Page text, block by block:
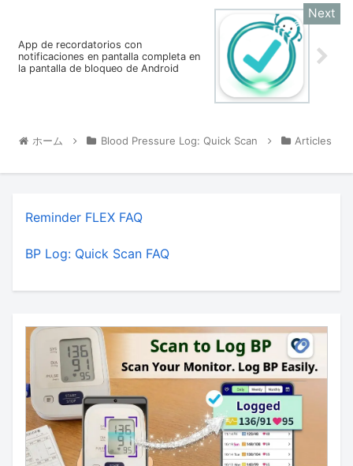
App de recordatorios con
notificaciones en pantalla completa en
la pantalla de bloqueo de Android
ホーム Blood Pressure Log: Quick Scan Articles
Reminder FLEX FAQ
BP Log: Quick Scan FAQ